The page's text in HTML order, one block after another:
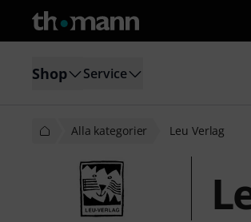
Shop Service
Alla kategorier Leu Verlag